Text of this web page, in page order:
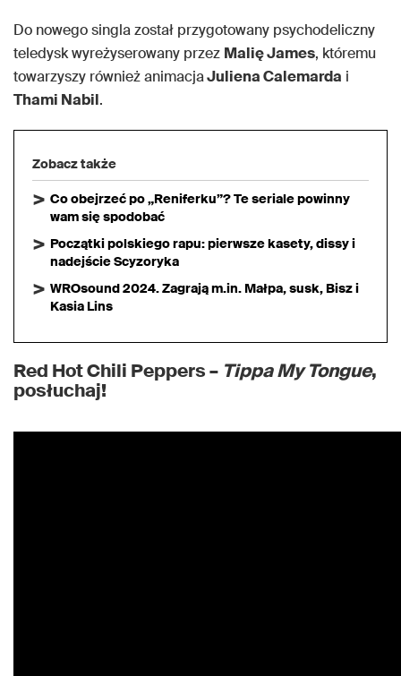
Do nowego singla został przygotowany psychodeliczny
teledysk wyreżyserowany przez Malię James, któremu
towarzyszy również animacjaJuliena Calemarda i
Thami Nabil.
Zobacz także
Co obejrzeć po „Reniferku”? Te seriale powinny
wam się spodobać
Początki polskiego rapu: pierwsze kasety, dissy i
nadejście Scyzoryka
WROsound 2024. Zagrają m.in. Małpa, susk, Bisz i
Kasia Lins
Red Hot Chili Peppers – Tippa My Tongue,
posłuchaj!